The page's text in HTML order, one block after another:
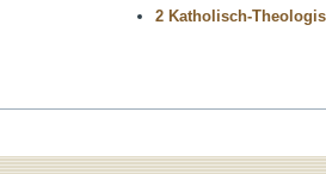
2 Katholisch-